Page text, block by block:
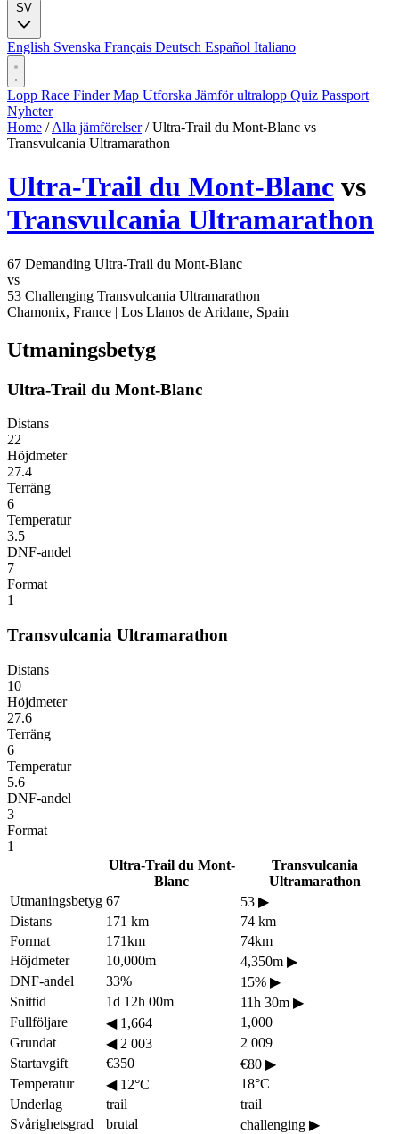
English Svenska Français Deutsch Español Italiano
Lopp Race FinderMap Utforska Jämför ultralopp Quiz Passport
Nyheter
Home / Alla jämförelser / Ultra-Trail du Mont-Blanc vs
Transvulcania Ultramarathon
Ultra-Trail du Mont-Blanc vs
Transvulcania Ultramarathon
67 Demanding Ultra-Trail du Mont-Blanc
vs
53 Challenging Transvulcania Ultramarathon
Chamonix, France | Los Llanos de Aridane, Spain
Utmaningsbetyg
Ultra-Trail du Mont-Blanc
Distans
22
Höjdmeter
27.4
Terräng
6
Temperatur
3.5
DNF-andel
7
Format
1
Transvulcania Ultramarathon
Distans
10
Höjdmeter
27.6
Terräng
6
Temperatur
5.6
DNF-andel
3
Format
1
Ultra-Trail du Mont-
Blanc
Transvulcania
Ultramarathon
Utmaningsbetyg 67 53 ▶
Distans
171 km
74 km
Format
171km
74km
Höjdmeter
10,000m 4,350m ▶
DNF-andel
33% 15% ▶
Snittid
1d 12h 00m 11h 30m ▶
Fullföljare
◀1,664
1,000
Grundat
◀2 003
2 009
Startavgift
€350 €80 ▶
Temperatur
◀12°C
18°C
Underlag
trail
trail
Svårighetsgrad
brutal challenging ▶